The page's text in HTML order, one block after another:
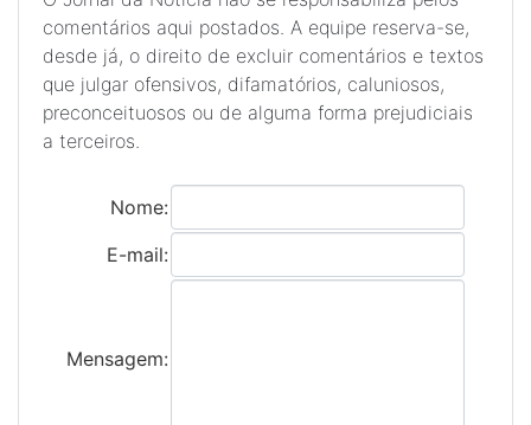
comentários aqui postados. A equipe reserva-se,
desde já, o direito de excluir comentários e textos
que julgar ofensivos, difamatórios, caluniosos,
preconceituosos ou de alguma forma prejudiciais
a terceiros.
Nome:
E-mail:
Mensagem: